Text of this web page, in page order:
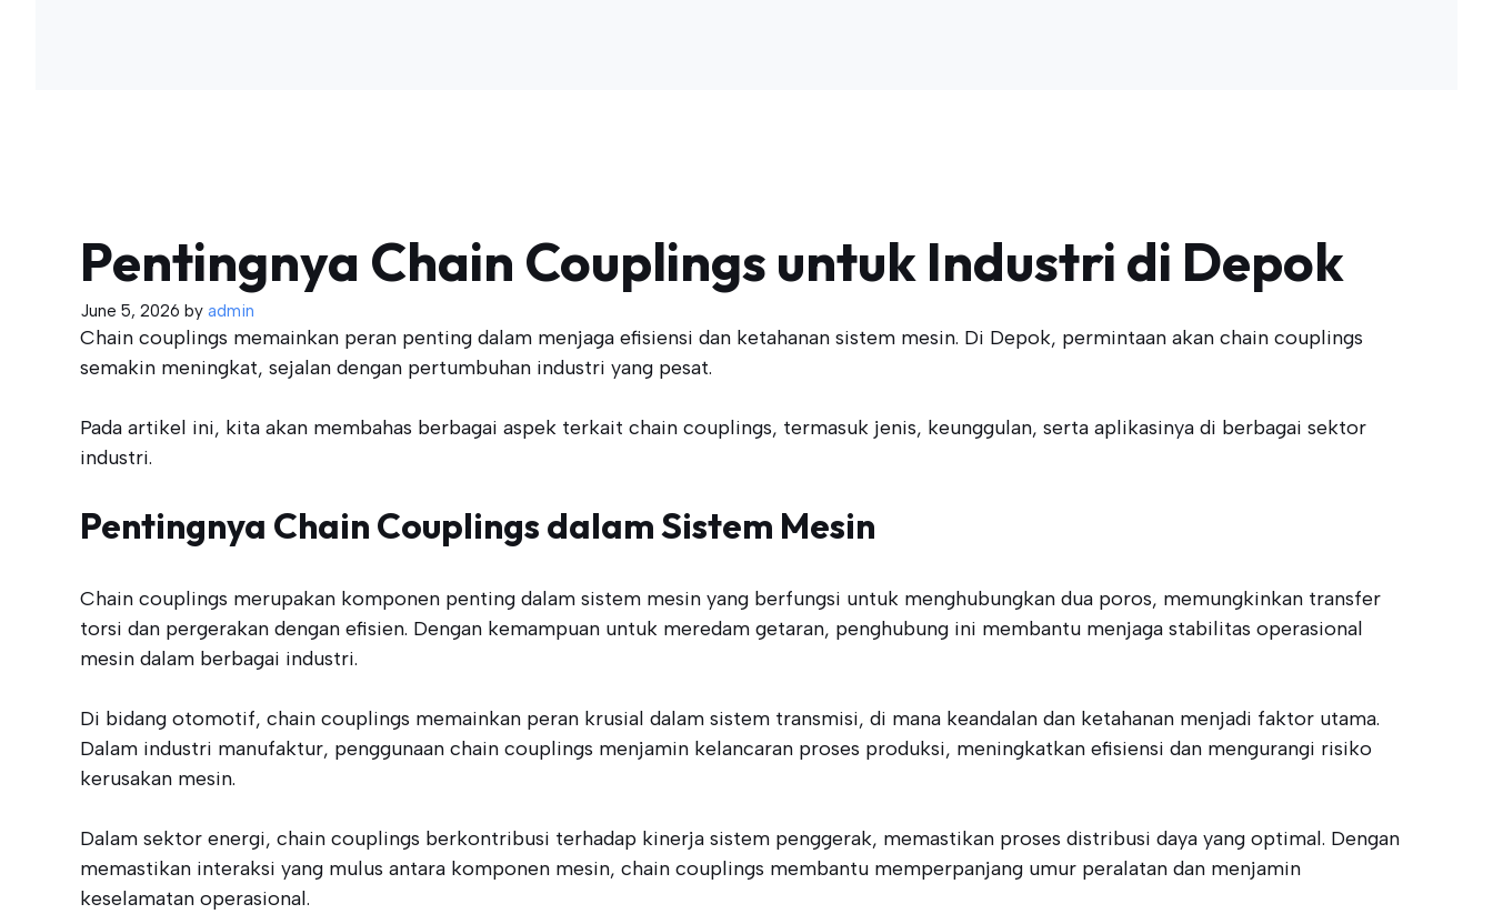
Pentingnya Chain Couplings untuk Industri di Depok
June 5, 2026 by admin
Chain couplings memainkan peran penting dalam menjaga efisiensi dan ketahanan sistem mesin. Di Depok, permintaan akan chain couplings
semakin meningkat, sejalan dengan pertumbuhan industri yang pesat.
Pada artikel ini, kita akan membahas berbagai aspek terkait chain couplings, termasuk jenis, keunggulan, serta aplikasinya di berbagai sektor
industri.
Pentingnya Chain Couplings dalam Sistem Mesin
Chain couplings merupakan komponen penting dalam sistem mesin yang berfungsi untuk menghubungkan dua poros, memungkinkan transfer
torsi dan pergerakan dengan efisien. Dengan kemampuan untuk meredam getaran, penghubung ini membantu menjaga stabilitas operasional
mesin dalam berbagai industri.
Di bidang otomotif, chain couplings memainkan peran krusial dalam sistem transmisi, di mana keandalan dan ketahanan menjadi faktor utama.
Dalam industri manufaktur, penggunaan chain couplings menjamin kelancaran proses produksi, meningkatkan efisiensi dan mengurangi risiko
kerusakan mesin.
Dalam sektor energi, chain couplings berkontribusi terhadap kinerja sistem penggerak, memastikan proses distribusi daya yang optimal. Dengan
memastikan interaksi yang mulus antara komponen mesin, chain couplings membantu memperpanjang umur peralatan dan menjamin
keselamatan operasional.